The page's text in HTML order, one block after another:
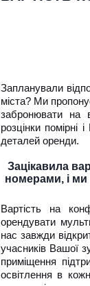
Запланували
міста? Ми
забронювати на
розцінки
деталей оренди.
Зацікавила
номерами, і ми
Вартість на
орендувати
нас завжди
учасників Вашої
приміщення
освітлення в